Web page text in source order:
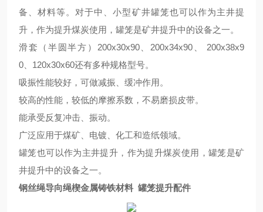
备、材料等。对于中、小型矿井罐笼也可以作为主井提
升，作为提升煤炭使用，罐笼是矿井提升中的设备之一。
滑套（半圆半方） 200x30x90、200x34x90、 200x38x9
0、120x30x60还有多种规格型号。
吸振性能较好 ，可做减振、缓冲作用。
较高的性能， 较低的摩擦系数，不易磨损皮带。
能承受反复冲击、振动。
广泛应用于煤矿、电镀、化工和造纸领域。
罐笼也可以作为主井提升，作为提升煤炭使用，罐笼是矿
井提升中的设备之一。
钢丝绳导向绳楔金属铸铁材料 罐笼提升配件